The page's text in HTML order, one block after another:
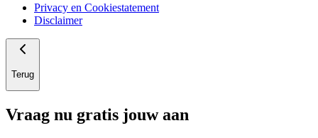
Privacy en Cookiestatement
Disclaimer
Terug
Vraag nu gratis jouw aan